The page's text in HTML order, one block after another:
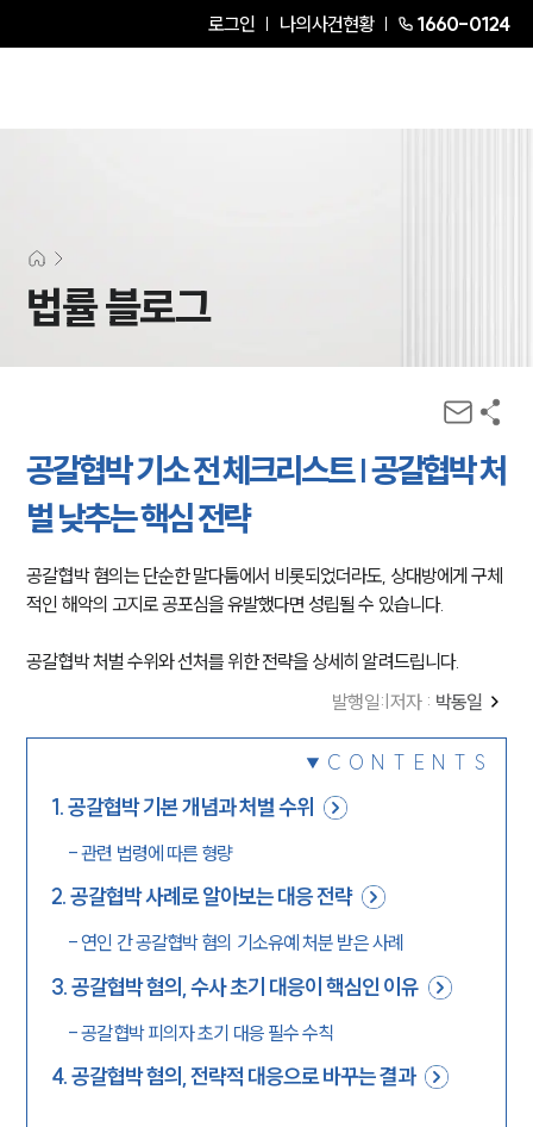
로그인 나의사건현황 1660-0124
법률 블로그
공갈협박 기소 전 체크리스트 | 공갈협박 처
벌 낮추는 핵심 전략
공갈협박 혐의는 단순한 말다툼에서 비롯되었더라도, 상대방에게 구체
적인 해악의 고지로 공포심을 유발했다면 성립될 수 있습니다.
공갈협박 처벌 수위와 선처를 위한 전략을 상세히 알려드립니다.
발행일: 저자 : 박동일
CONTENTS
1.공갈협박 기본 개념과 처벌 수위
-관련 법령에 따른 형량
2.공갈협박 사례로 알아보는 대응 전략
-연인 간 공갈협박 혐의 기소유예 처분 받은 사례
3.공갈협박 혐의, 수사 초기 대응이 핵심인 이유
-공갈협박 피의자 초기 대응 필수 수칙
4.공갈협박 혐의, 전략적 대응으로 바꾸는 결과